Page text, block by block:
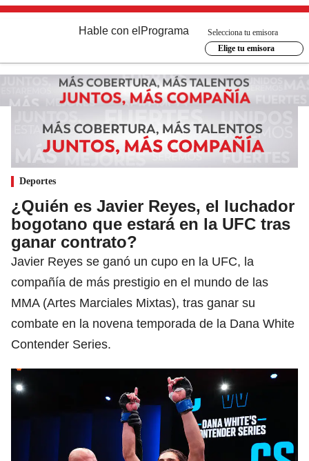
Hable con el Programa
Selecciona tu emisora
Elige tu emisora
Deportes
¿Quién es Javier Reyes, el luchador
bogotano que estará en la UFC tras
ganar contrato?
Javier Reyes se ganó un cupo en la UFC, la
compañía de más prestigio en el mundo de las
MMA (Artes Marciales Mixtas), tras ganar su
combate en la novena temporada de la Dana White
Contender Series.